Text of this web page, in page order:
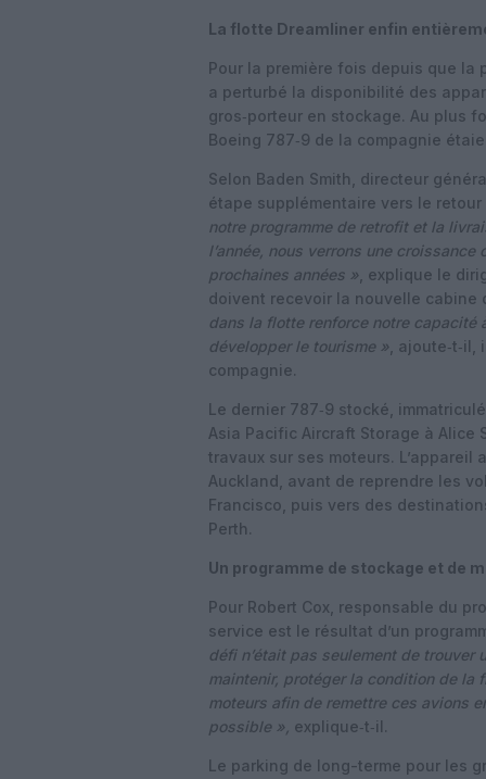
La flotte Dreamliner enfin
Pour la première fois depuis que la
a perturbé la disponibilité des
gros‑porteur en stockage. Au plus
Boeing 787‑9 de la compagnie
Selon Baden Smith, directeur
étape supplémentaire vers le retour
notre programme de retrofit et la
l’année, nous verrons une
prochaines années » , explique le
doivent recevoir la nouvelle cabine
dans la flotte renforce notre capacité
développer le tourisme » ,
compagnie.
Le dernier 787‑9 stocké,
Asia Pacific Aircraft Storage à
travaux sur ses moteurs.
Auckland, avant de reprendre les
Francisco, puis vers des
Perth.
Un programme de stockage et de
Pour Robert Cox, responsable du
service est le résultat d’un
défi n’était pas seulement de
maintenir, protéger la condition de la
moteurs afin de remettre ces avions
possible », explique‑t‑il.
Le parking de long-terme pour les